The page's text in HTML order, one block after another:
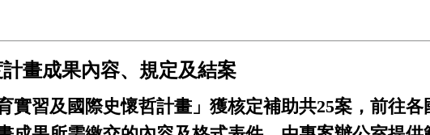
計畫成果內容、規定及結案
實習及國際史懷哲計畫」獲核定補助共25案，前往各